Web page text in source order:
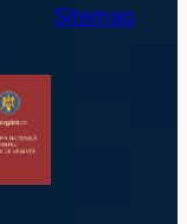
Sitemap